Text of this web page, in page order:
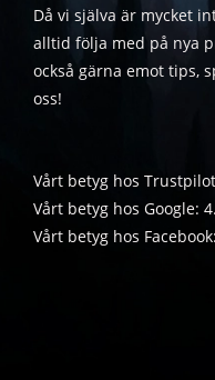
Då vi själva är mycket
alltid följa med på nya
också gärna emot tips,
oss!
Vårt betyg hos
Vårt betyg hos Google:
Vårt betyg hos